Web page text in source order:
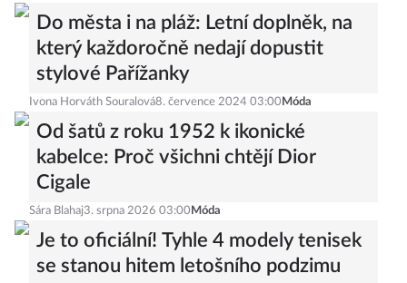
Do města i na pláž: Letní doplněk, na
který každoročně nedají dopustit
stylové Pařížanky
Ivona Horváth Souralová8. července 2024 03:00 Móda
Od šatů z roku 1952 k ikonické
kabelce: Proč všichni chtějí Dior
Cigale
Sára Blahaj3. srpna 2026 03:00 Móda
Je to oficiální! Tyhle 4 modely tenisek
se stanou hitem letošního podzimu